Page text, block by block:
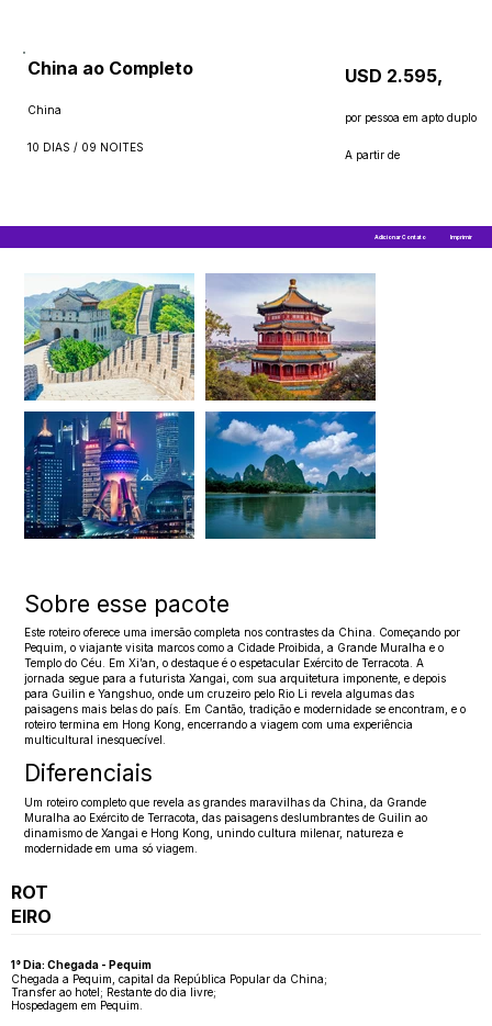
Adicionar Contato Imprimir
China ao Completo
China
10 DIAS / 09 NOITES
A partir de
USD 2.595,
por pessoa em apto duplo
Sobre esse pacote
Este roteiro oferece uma imersão completa nos contrastes da China. Começando por
Pequim, o viajante visita marcos como a Cidade Proibida, a Grande Muralha e o
Templo do Céu. Em Xi’an, o destaque é o espetacular Exército de Terracota. A
jornada segue para a futurista Xangai, com sua arquitetura imponente, e depois
para Guilin e Yangshuo, onde um cruzeiro pelo Rio Li revela algumas das
paisagens mais belas do país. Em Cantão, tradição e modernidade se encontram, e o
roteiro termina em Hong Kong, encerrando a viagem com uma experiência
multicultural inesquecível.
Diferenciais
Um roteiro completo que revela as grandes maravilhas da China, da Grande
Muralha ao Exército de Terracota, das paisagens deslumbrantes de Guilin ao
dinamismo de Xangai e Hong Kong, unindo cultura milenar, natureza e
modernidade em uma só viagem.
ROT
EIRO
1° Dia: Chegada - Pequim
Chegada a Pequim, capital da República Popular da China;
Transfer ao hotel; Restante do dia livre;
Hospedagem em Pequim.